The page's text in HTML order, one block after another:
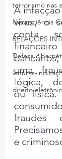
terrorismo nas
Neurociência
RELAÇÕES
Defesa
leituras-
direito
A
vírus, o
conta
uma
lógica,
ou
fraudes
e